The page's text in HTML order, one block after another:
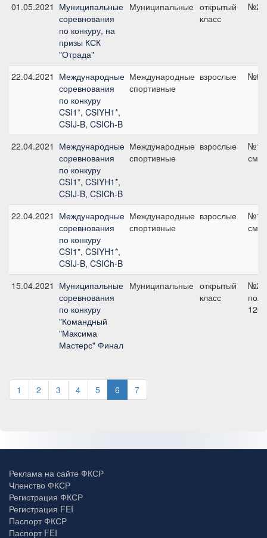
01.05.2021 Муниципальные
соревнования
по конкуру, на
призы КСК
"Отрада"
Муниципальные открытый
класс
№2,
22.04.2021 Международные
соревнования
по конкуру
CSI1*, CSIYH1*,
CSIJ-B, CSICh-B
Международные
спортивные
взрослые №6,
22.04.2021 Международные
соревнования
по конкуру
CSI1*, CSIYH1*,
CSIJ-B, CSICh-B
Международные
спортивные
взрослые
см
22.04.2021 Международные
соревнования
по конкуру
CSI1*, CSIYH1*,
CSIJ-B, CSICh-B
Международные
спортивные
взрослые
см
15.04.2021 Муниципальные
соревнования
по конкуру
"Командный
"Максима
Мастерс" Финал
Муниципальные открытый
класс
№2
120
1 2 3 4 5 6 7
Реклама на сайте ФКСР
Членство ФКСР
Регистрация ФКСР
Регистрация FEI
Паспорт ФКСР
Паспорт FEI